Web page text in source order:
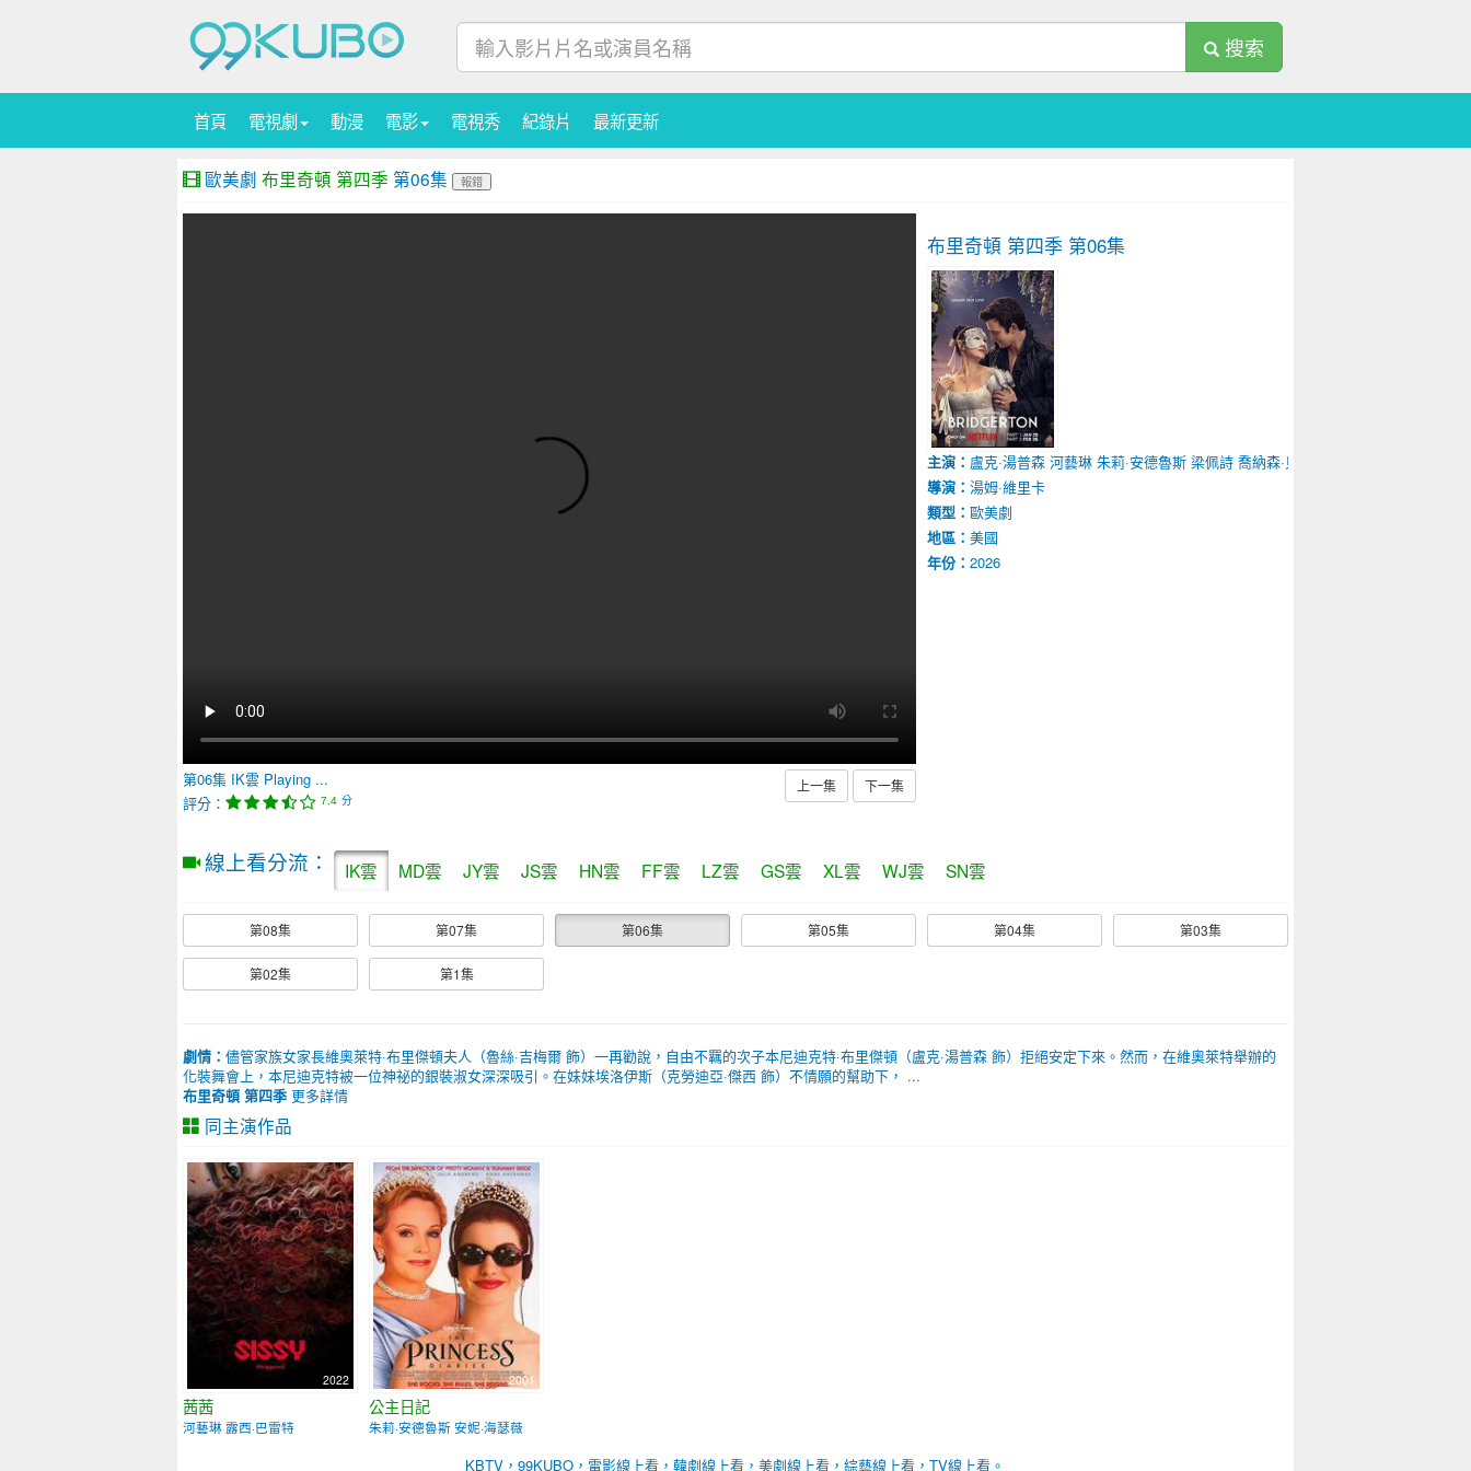
搜索
首頁 電視劇 動漫 電影 電視秀 紀錄片 最新更新
歐美劇 布里奇頓 第四季 第06集 報錯
第06集 IK雲 Playing ...
評分：
7.4 分
上一集 下一集
布里奇頓 第四季 第06集
主演： 盧克·湯普森 河藝琳 朱莉·安德魯斯 梁佩詩 喬納森·貝利
導演： 湯姆·維里卡
類型： 歐美劇
地區： 美國
年份： 2026
線上看分流： IK雲 MD雲 JY雲 JS雲 HN雲 FF雲 LZ雲 GS雲 XL雲 WJ雲 SN雲
第08集 第07集 第06集 第05集 第04集 第03集
第02集 第1集
劇情： 儘管家族女家長維奧萊特·布里傑頓夫人（魯絲·吉梅爾 飾）一再勸說，自由不羈的次子本尼迪克特·布里傑頓（盧克·湯普森 飾）拒絕安定下來。然而，在維奧萊特舉辦的
化裝舞會上，本尼迪克特被一位神祕的銀裝淑女深深吸引。在妹妹埃洛伊斯（克勞迪亞·傑西 飾）不情願的幫助下， ...
布里奇頓 第四季 更多詳情
同主演作品
2022
茜茜
河藝琳 露西·巴雷特
2001
公主日記
朱莉·安德魯斯 安妮·海瑟薇
KBTV，99KUBO，電影線上看，韓劇線上看，美劇線上看，綜藝線上看，TV線上看。